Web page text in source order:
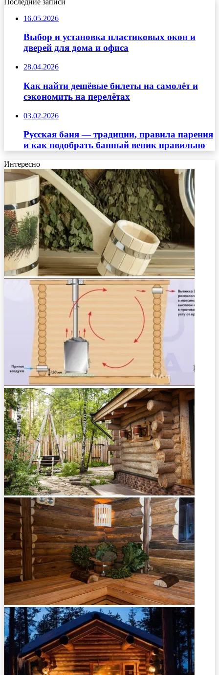
16.05.2026
Выбор и установка пластиковых окон и
дверей для дома и офиса
28.04.2026
Как найти дешёвые билеты на самолёт и
сэкономить на перелётах
03.02.2026
Русская баня — традиции, правила парения
и как подобрать банный веник правильно
Интересно